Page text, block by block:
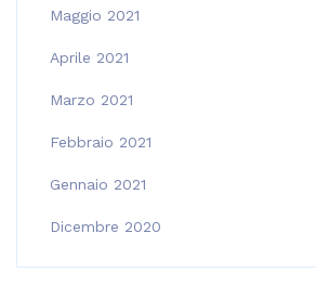
Maggio 2021
Aprile 2021
Marzo 2021
Febbraio 2021
Gennaio 2021
Dicembre 2020